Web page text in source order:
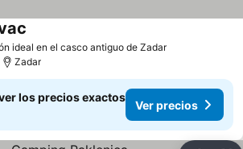
ideal en el casco antiguo de Zadar
Zadar
los precios exactos
Ver precios